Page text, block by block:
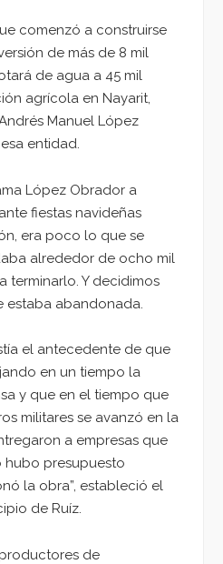
comenzó a construirse
de más de 8 mil
de agua a 45 mil
agrícola en Nayarit,
Manuel López
entidad.
López Obrador a
fiestas navideñas
era poco lo que se
alrededor de ocho mil
terminarlo. Y decidimos
estaba abandonada.
el antecedente de que
en un tiempo la
y que en el tiempo que
militares se avanzó en la
a empresas que
hubo presupuesto
la obra”, estableció el
de Ruíz.
de